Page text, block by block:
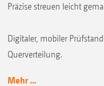
Präzise streuen leicht
Digitaler, mobiler
Querverteilung.
Mehr ...